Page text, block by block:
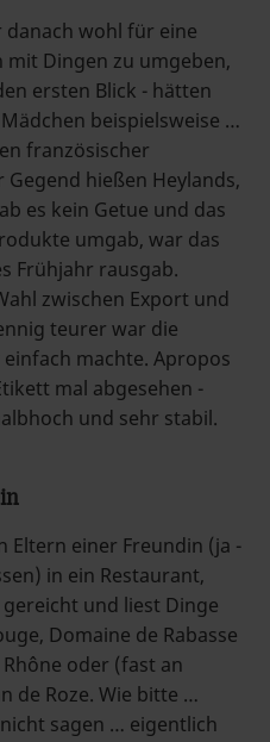
danach wohl für eine
Dingen zu umgeben,
ersten Blick - hätten
beispielsweise …
französischer
hießen Heylands,
es kein Getue und das
umgab, war das
Frühjahr rausgab.
zwischen Export und
teurer war die
einfach machte. Apropos
mal abgesehen -
und sehr stabil.
Eltern einer Freundin (ja -
in ein Restaurant,
und liest Dinge
Domaine de Rabasse
oder (fast an
de Roze. Wie bitte …
sagen … eigentlich